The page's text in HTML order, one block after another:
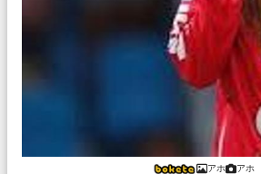
アホ アホ